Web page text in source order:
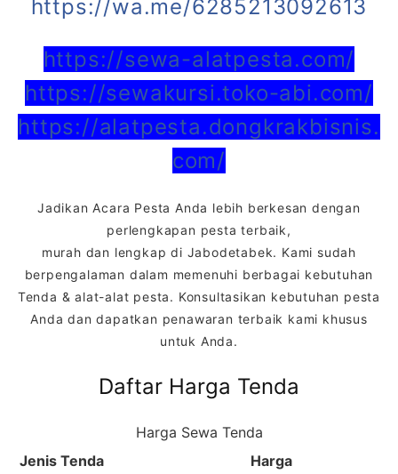
https://wa.me/6285213092613
https://sewa-alatpesta.com/
https://sewakursi.toko-abi.com/
https://alatpesta.dongkrakbisnis.
com/
Jadikan Acara Pesta Anda lebih berkesan dengan
perlengkapan pesta terbaik,
murah dan lengkap di Jabodetabek. Kami sudah
berpengalaman dalam memenuhi berbagai kebutuhan
Tenda & alat-alat pesta. Konsultasikan kebutuhan pesta
Anda dan dapatkan penawaran terbaik kami khusus
untuk Anda.
Daftar Harga Tenda
Harga Sewa Tenda
Jenis Tenda
Harga